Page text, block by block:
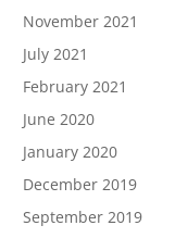
November 2021
July 2021
February 2021
June 2020
January 2020
December 2019
September 2019